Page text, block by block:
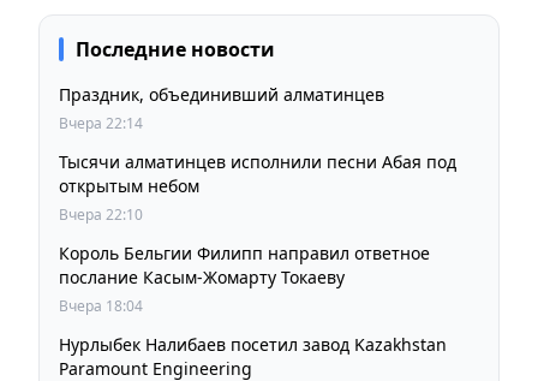
Последние новости
Праздник, объединивший алматинцев
Вчера 22:14
Тысячи алматинцев исполнили песни Абая под
открытым небом
Вчера 22:10
Король Бельгии Филипп направил ответное
послание Касым-Жомарту Токаеву
Вчера 18:04
Нурлыбек Налибаев посетил завод Kazakhstan
Paramount Engineering